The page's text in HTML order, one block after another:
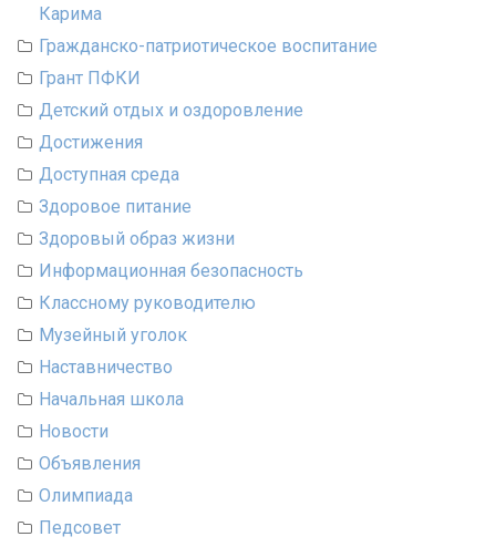
Карима
Гражданско-патриотическое воспитание
Грант ПФКИ
Детский отдых и оздоровление
Достижения
Доступная среда
Здоровое питание
Здоровый образ жизни
Информационная безопасность
Классному руководителю
Музейный уголок
Наставничество
Начальная школа
Новости
Объявления
Олимпиада
Педсовет